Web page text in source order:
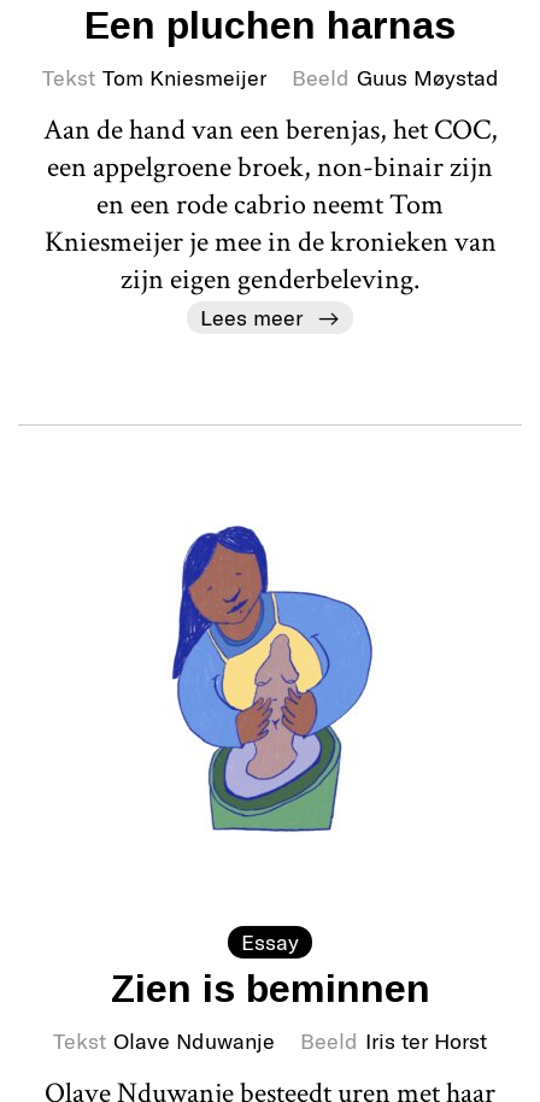
Een pluchen harnas
Tekst Tom Kniesmeijer Beeld Guus Møystad
Aan de hand van een berenjas, het COC,
een appelgroene broek, non-binair zijn
en een rode cabrio neemt Tom
Kniesmeijer je mee in de kronieken van
zijn eigen genderbeleving.
Lees meer
Essay
Zien is beminnen
Tekst Olave Nduwanje Beeld Iris ter Horst
Olave Nduwanje besteedt uren met haar